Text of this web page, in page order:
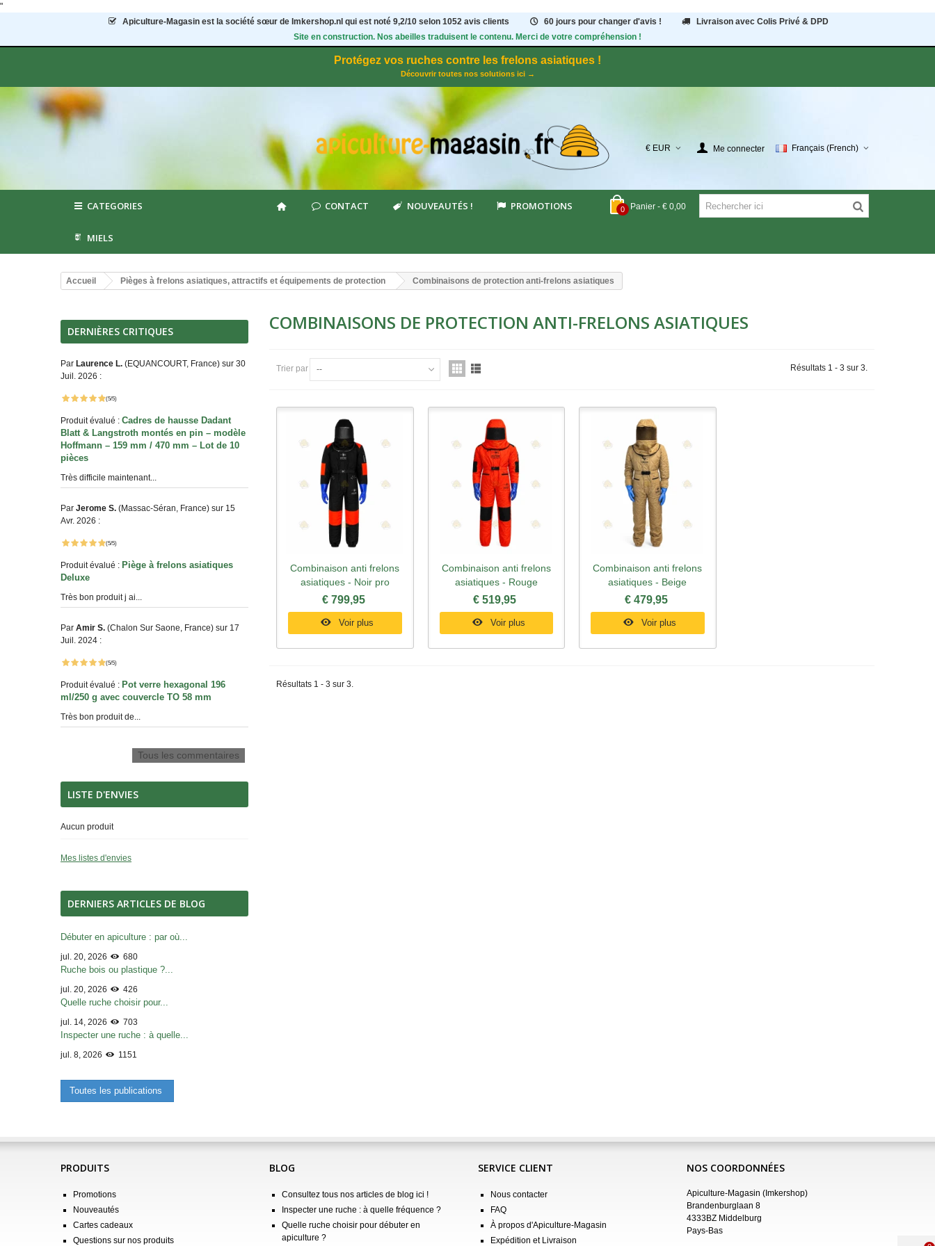
"
Apiculture-Magasin est la société sœur de Imkershop.nl qui est noté 9,2/10 selon 1052avis clients 60 jours pour changer d'avis !
Livraison avec Colis Privé & DPD
Site en construction. Nos abeilles traduisent le contenu. Merci de votre compréhension !
Protégez vos ruches contre les frelons asiatiques !
Découvrir toutes nos solutions ici →
€ EUR Me connecter Français (French)
0 Panier - € 0,00
CATEGORIES CONTACT NOUVEAUTÉS ! PROMOTIONS
MIELS
Accueil Pièges à frelons asiatiques, attractifs et équipements de protection Combinaisons de protection anti-frelons asiatiques
DERNIÈRES CRITIQUES
Par Laurence L. (EQUANCOURT, France) sur 30
Juil. 2026 :
(5/5)
Produit évalué : Cadres de hausse Dadant
Blatt & Langstroth montés en pin – modèle
Hoffmann – 159 mm / 470 mm – Lot de 10
pièces
Très difficile maintenant...
Par Jerome S. (Massac-Séran, France) sur 15
Avr. 2026 :
(5/5)
Produit évalué : Piège à frelons asiatiques
Deluxe
Très bon produit j ai...
Par Amir S. (Chalon Sur Saone, France) sur 17
Juil. 2024 :
(5/5)
Produit évalué : Pot verre hexagonal 196
ml/250 g avec couvercle TO 58 mm
Très bon produit de...
Tous les commentaires
LISTE D'ENVIES
Aucun produit
Mes listes d'envies
DERNIERS ARTICLES DE BLOG
Débuter en apiculture : par où...
jul. 20, 2026 680
Ruche bois ou plastique ?...
jul. 20, 2026 426
Quelle ruche choisir pour...
jul. 14, 2026 703
Inspecter une ruche : à quelle...
jul. 8, 2026 1151
Toutes les publications
COMBINAISONS DE PROTECTION ANTI-FRELONS ASIATIQUES
Trier par -- Résultats 1 - 3 sur 3.
Aperçu rapide
Combinaison anti frelons
asiatiques - Noir pro
€ 799,95
Voir plus
Aperçu rapide
Combinaison anti frelons
asiatiques - Rouge
€ 519,95
Voir plus
Aperçu rapide
Combinaison anti frelons
asiatiques - Beige
€ 479,95
Voir plus
Résultats 1 - 3 sur 3.
PRODUITS
Promotions
Nouveautés
Cartes cadeaux
Questions sur nos produits
BLOG
Consultez tous nos articles de blog ici !
Inspecter une ruche : à quelle fréquence ?
Quelle ruche choisir pour débuter en
apiculture ?
SERVICE CLIENT
Nous contacter
FAQ
À propos d'Apiculture-Magasin
Expédition et Livraison
NOS COORDONNÉES
Apiculture-Magasin (Imkershop)
Brandenburglaan 8
4333BZ Middelburg
Pays-Bas